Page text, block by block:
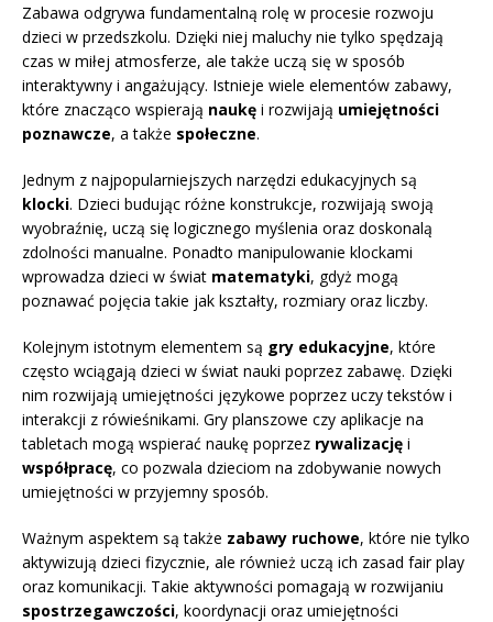
Zabawa odgrywa fundamentalną rolę w procesie rozwoju
dzieci w przedszkolu. Dzięki niej maluchy nie tylko spędzają
czas w miłej atmosferze, ale także uczą się w sposób
interaktywny i angażujący. Istnieje wiele elementów zabawy,
które znacząco wspierają naukę i rozwijają umiejętności
poznawcze, a także społeczne.
Jednym z najpopularniejszych narzędzi edukacyjnych są
klocki. Dzieci budując różne konstrukcje, rozwijają swoją
wyobraźnię, uczą się logicznego myślenia oraz doskonalą
zdolności manualne. Ponadto manipulowanie klockami
wprowadza dzieci w świat matematyki, gdyż mogą
poznawać pojęcia takie jak kształty, rozmiary oraz liczby.
Kolejnym istotnym elementem są gry edukacyjne, które
często wciągają dzieci w świat nauki poprzez zabawę. Dzięki
nim rozwijają umiejętności językowe poprzez uczy tekstów i
interakcji z rówieśnikami. Gry planszowe czy aplikacje na
tabletach mogą wspierać naukę poprzez rywalizację i
współpracę, co pozwala dzieciom na zdobywanie nowych
umiejętności w przyjemny sposób.
Ważnym aspektem są także zabawy ruchowe, które nie tylko
aktywizują dzieci fizycznie, ale również uczą ich zasad fair play
oraz komunikacji. Takie aktywności pomagają w rozwijaniu
spostrzegawczości, koordynacji oraz umiejętności